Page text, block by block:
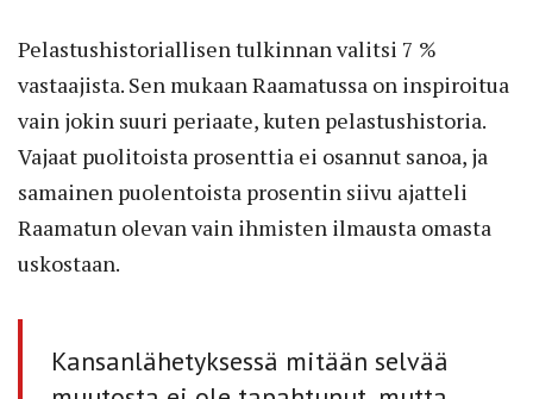
Pelastushistoriallisen tulkinnan valitsi 7 %
vastaajista. Sen mukaan Raamatussa on inspiroitua
vain jokin suuri periaate, kuten pelastushistoria.
Vajaat puolitoista prosenttia ei osannut sanoa, ja
samainen puolentoista prosentin siivu ajatteli
Raamatun olevan vain ihmisten ilmausta omasta
uskostaan.
Kansanlähetyksessä mitään selvää